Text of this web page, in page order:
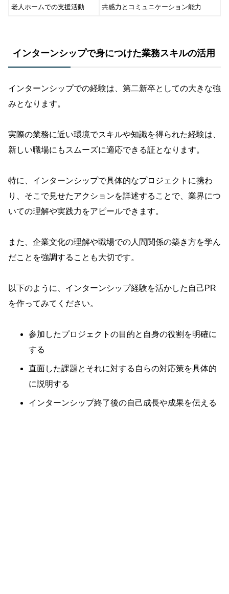
老人ホームでの支援活動 共感力とコミュニケーション能力
インターンシップで身につけた業務スキルの活用
インターンシップでの経験は、第二新卒としての大きな強
みとなります。
実際の業務に近い環境でスキルや知識を得られた経験は、
新しい職場にもスムーズに適応できる証となります。
特に、インターンシップで具体的なプロジェクトに携わ
り、そこで見せたアクションを詳述することで、業界につ
いての理解や実践力をアピールできます。
また、企業文化の理解や職場での人間関係の築き方を学ん
だことを強調することも大切です。
以下のように、インターンシップ経験を活かした自己PR
を作ってみてください。
参加したプロジェクトの目的と自身の役割を明確に
する
直面した課題とそれに対する自らの対応策を具体的
に説明する
インターンシップ終了後の自己成長や成果を伝える